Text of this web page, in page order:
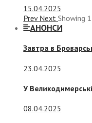
15.04.2025
Prev Next Showing 1
АНОНСИ
Завтра в
23.04.2025
У
08.04.2025